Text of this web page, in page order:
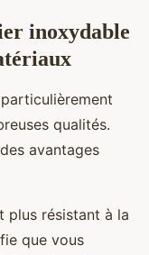
inoxydable
qualités.
avantages
plus résistant à la
que vous